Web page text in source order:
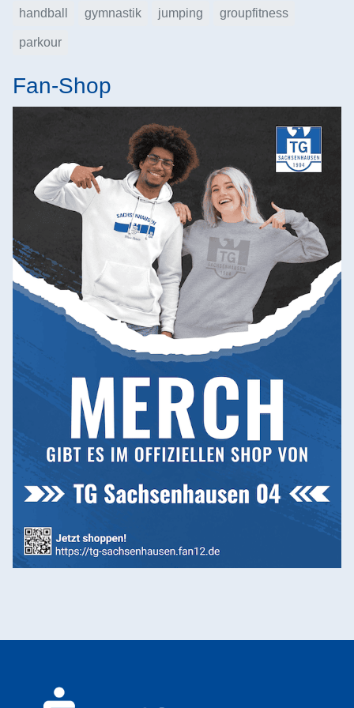
handball gymnastik jumping groupfitness
parkour
Fan-Shop